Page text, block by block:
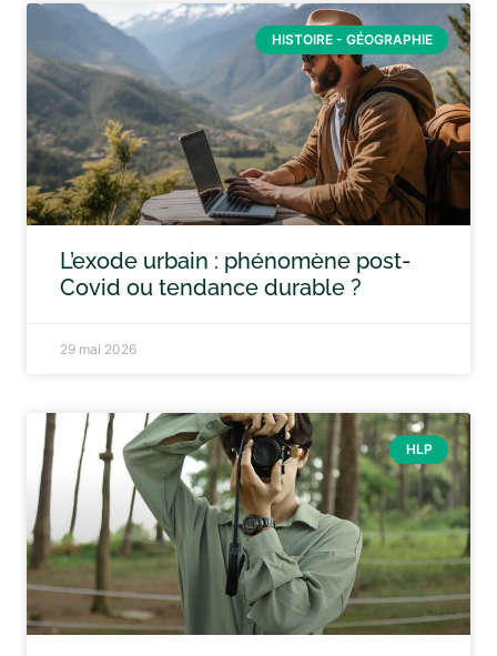
HISTOIRE - GÉOGRAPHIE
L’exode urbain : phénomène post-
Covid ou tendance durable ?
29 mai 2026
HLP